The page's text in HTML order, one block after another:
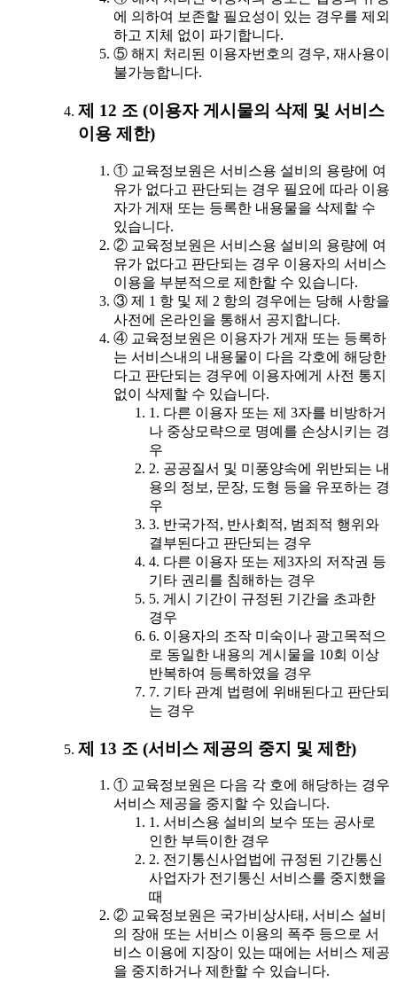
에 의하여 보존할 필요성이 있는 경우를 제외
하고 지체 없이 파기합니다.
⑤ 해지 처리된 이용자번호의 경우, 재사용이
불가능합니다.
제 12 조 (이용자 게시물의 삭제 및 서비스
이용 제한)
① 교육정보원은 서비스용 설비의 용량에 여
유가 없다고 판단되는 경우 필요에 따라 이용
자가 게재 또는 등록한 내용물을 삭제할 수
있습니다.
② 교육정보원은 서비스용 설비의 용량에 여
유가 없다고 판단되는 경우 이용자의 서비스
이용을 부분적으로 제한할 수 있습니다.
③ 제 1 항 및 제 2 항의 경우에는 당해 사항을
사전에 온라인을 통해서 공지합니다.
④ 교육정보원은 이용자가 게재 또는 등록하
는 서비스내의 내용물이 다음 각호에 해당한
다고 판단되는 경우에 이용자에게 사전 통지
없이 삭제할 수 있습니다.
1. 다른 이용자 또는 제 3자를 비방하거
나 중상모략으로 명예를 손상시키는 경
우
2. 공공질서 및 미풍양속에 위반되는 내
용의 정보, 문장, 도형 등을 유포하는 경
우
3. 반국가적, 반사회적, 범죄적 행위와
결부된다고 판단되는 경우
4. 다른 이용자 또는 제3자의 저작권 등
기타 권리를 침해하는 경우
5. 게시 기간이 규정된 기간을 초과한
경우
6. 이용자의 조작 미숙이나 광고목적으
로 동일한 내용의 게시물을 10회 이상
반복하여 등록하였을 경우
7. 기타 관계 법령에 위배된다고 판단되
는 경우
제 13 조 (서비스 제공의 중지 및 제한)
① 교육정보원은 다음 각 호에 해당하는 경우
서비스 제공을 중지할 수 있습니다.
1. 서비스용 설비의 보수 또는 공사로
인한 부득이한 경우
2. 전기통신사업법에 규정된 기간통신
사업자가 전기통신 서비스를 중지했을
때
② 교육정보원은 국가비상사태, 서비스 설비
의 장애 또는 서비스 이용의 폭주 등으로 서
비스 이용에 지장이 있는 때에는 서비스 제공
을 중지하거나 제한할 수 있습니다.